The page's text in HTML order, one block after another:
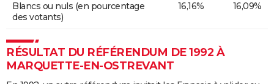
Blancs ou nuls (en pourcentage
des votants)
16,16% 16,09%
RÉSULTAT DU RÉFÉRENDUM DE 1992 À
MARQUETTE-EN-OSTREVANT